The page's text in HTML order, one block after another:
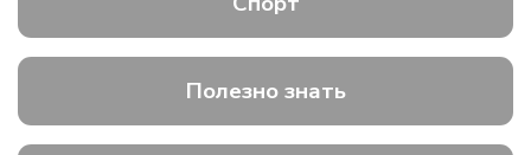
Полезно знать